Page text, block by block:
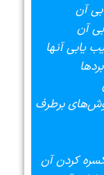
آن
آن
یابی آنها
برطرف
کردن آن